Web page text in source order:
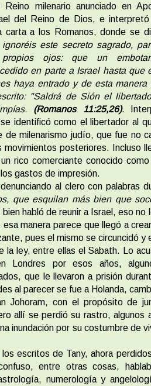
milenario anunciado en
del Reino de Dios, e interpretó
carta a los Romanos, donde se
este secreto sagrado,
ojos: que un
en parte a Israel hasta que
haya entrado y de esta manera
"Saldrá de Sión el
(Romanos 11:25,26).
identificó como el libertador al
de milenarismo judío, que fue no
movimientos posteriores. Incluso
rico comerciante conocido
gastos de impresión.
al clero con palabras
que esquilan más bien que
bien habló de reunir a Israel, eso no
manera parece que llegó a
pues el mismo se circuncidó y
la ley, entre ellas el Sabath. Lo
Londres por esos años,
que le llevaron a prisión
al parecer se fue a Holanda,
Johoram, con el propósito de
allí se perdió su rastro, algunos
inundación por su costumbre de
escritos de Tany, ahora
entre otras cosas,
numerología y